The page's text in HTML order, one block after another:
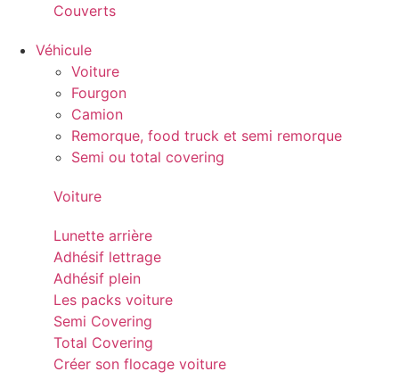
Couverts
Véhicule
Voiture
Fourgon
Camion
Remorque, food truck et semi remorque
Semi ou total covering
Voiture
Lunette arrière
Adhésif lettrage
Adhésif plein
Les packs voiture
Semi Covering
Total Covering
Créer son flocage voiture